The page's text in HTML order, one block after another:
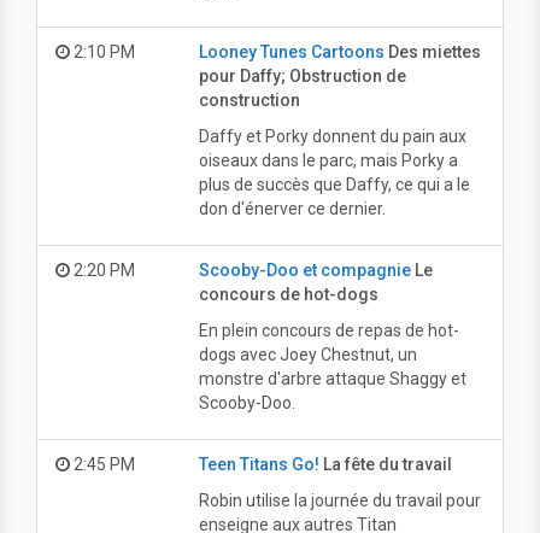
2:10 PM Looney Tunes Cartoons Des miettes
pour Daffy; Obstruction de
construction
Daffy et Porky donnent du pain aux
oiseaux dans le parc, mais Porky a
plus de succès que Daffy, ce qui a le
don d'énerver ce dernier.
2:20 PM Scooby-Doo et compagnieLe
concours de hot-dogs
En plein concours de repas de hot-
dogs avec Joey Chestnut, un
monstre d'arbre attaque Shaggy et
Scooby-Doo.
2:45 PM Teen Titans Go! La fête du travail
Robin utilise la journée du travail pour
enseigne aux autres Titan